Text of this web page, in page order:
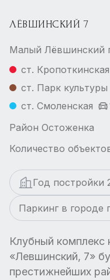
ЛЁВШИНСКИЙ 7
Малый Лёвшинский
ст. Кропоткинская
ст. Парк культуры
ст. Смоленская
Район Остоженка
Количество
Год постройки
Паркинг в городе
Клубный комплекс
«Левшинский, 7»
престижнейших